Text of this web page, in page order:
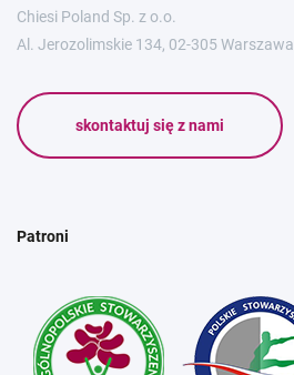
Chiesi Poland Sp. z o.o.
Al. Jerozolimskie 134, 02-305 Warszawa
skontaktuj się z nami
Patroni